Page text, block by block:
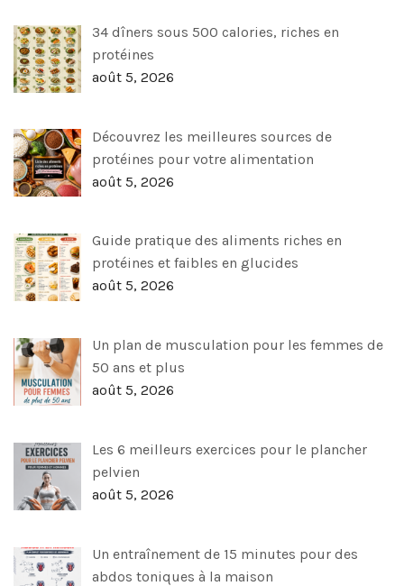
34 dîners sous 500 calories, riches en
protéines
août 5, 2026
Découvrez les meilleures sources de
protéines pour votre alimentation
août 5, 2026
Guide pratique des aliments riches en
protéines et faibles en glucides
août 5, 2026
Un plan de musculation pour les femmes de
50 ans et plus
août 5, 2026
Les 6 meilleurs exercices pour le plancher
pelvien
août 5, 2026
Un entraînement de 15 minutes pour des
abdos toniques à la maison